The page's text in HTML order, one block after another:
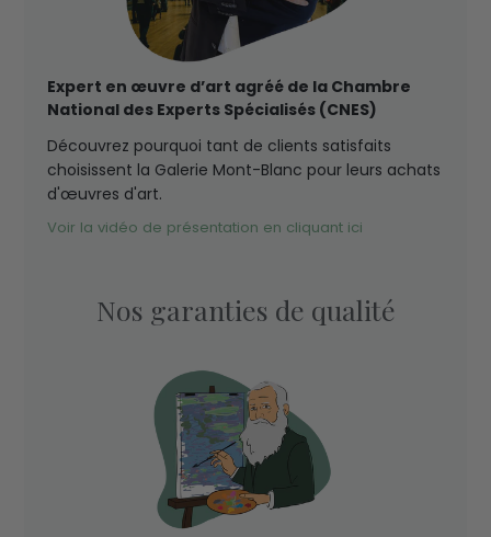
Expert en œuvre d’art agréé de la Chambre
National des Experts Spécialisés (CNES)
Découvrez pourquoi tant de clients satisfaits
choisissent la Galerie Mont-Blanc pour leurs achats
d'œuvres d'art.
Voir la vidéo de présentation en cliquant ici
Nos garanties de qualité